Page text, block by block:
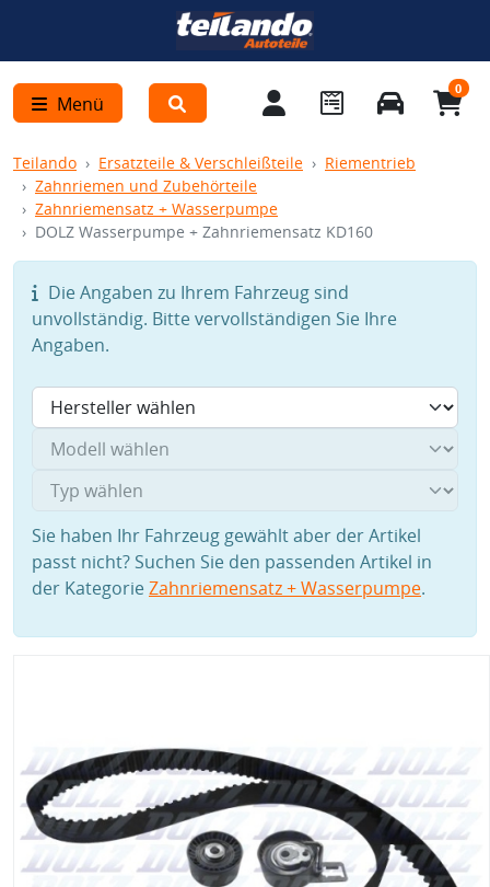
Menü
0
Teilando Ersatzteile & Verschleißteile
Riementrieb
Zahnriemen und Zubehörteile
Zahnriemensatz + Wasserpumpe
DOLZ Wasserpumpe + Zahnriemensatz KD160
Die Angaben zu Ihrem Fahrzeug sind
unvollständig. Bitte vervollständigen Sie Ihre
Angaben.
Sie haben Ihr Fahrzeug gewählt aber der Artikel
passt nicht? Suchen Sie den passenden Artikel in
der KategorieZahnriemensatz + Wasserpumpe.